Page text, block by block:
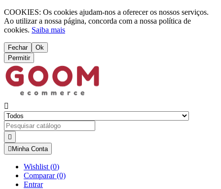
COOKIES: Os cookies ajudam-nos a oferecer os nossos serviços.
Ao utilizar a nossa página, concorda com a nossa política de
cookies. Saiba mais
Fechar
Ok
Permitir


 Minha Conta
Wishlist (0)
Comparar(0)
Entrar